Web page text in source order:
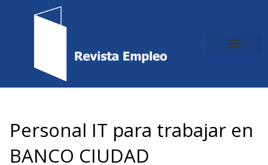
Personal IT para trabajar en
BANCO CIUDAD